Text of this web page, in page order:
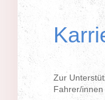
Zur
Fahrer/innen